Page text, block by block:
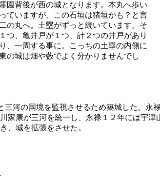
園背後が西の城となります。本丸へ歩い
ていますが、この石垣は猪垣かも？と言
の丸へ。土塁がずっと続いています。そ
つ、亀井戸が１つ、計２つの井戸があり
、一周する事に。こっちの土塁の内側に
の城は畑や藪でよく分かりませんでし
三河の国境を監視させるため築城した。永
家康が三河を統一し、永禄１２年には宇津
、城を拡張をさせた。